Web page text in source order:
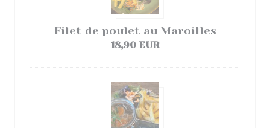
Filet de poulet au Maroilles
18,90 EUR